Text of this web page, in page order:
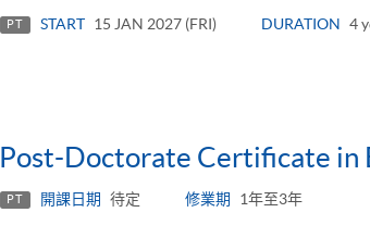
PT START 15 JAN 2027 (FRI) DURATION 4
Post-Doctorate Certificate in
PT 開課日期 待定 修業期 1年至3年